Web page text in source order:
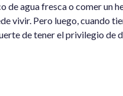
de agua fresca o comer un
vivir. Pero luego, cuando
de tener el privilegio de